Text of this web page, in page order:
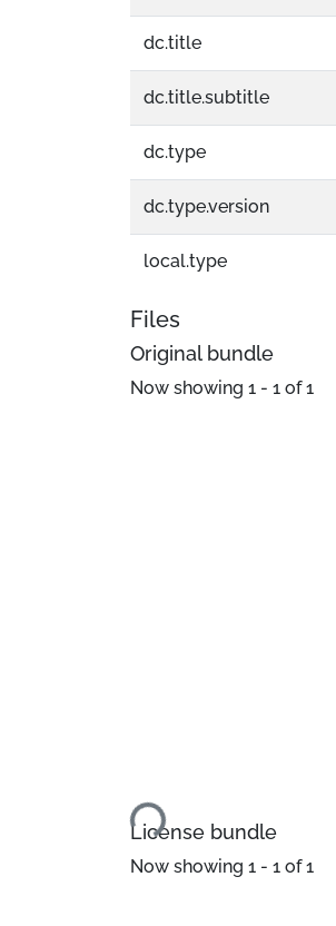
dc.title
dc.title.subtitle
dc.type
dc.type.version
local.type
Files
Original bundle
Now showing 1 - 1 of 1
Loading...
License bundle
Now showing 1 - 1 of 1